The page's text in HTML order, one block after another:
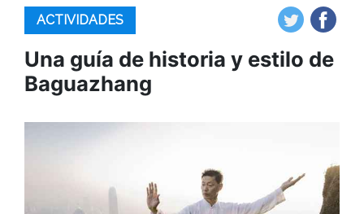
ACTIVIDADES
Una guía de historia y estilo de
Baguazhang